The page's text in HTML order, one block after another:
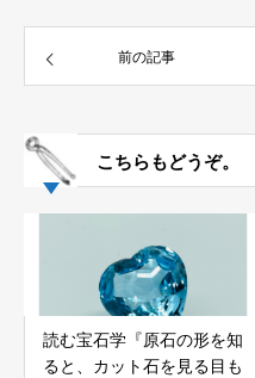
前の記事
こちらもどうぞ。
読む宝石学『原石の形を知
ると、カット石を見る目も